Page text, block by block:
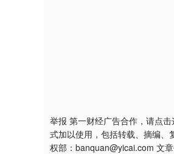
举报 第一财经广告合作，请点
式加以使用，包括转载、摘编、
权部：banquan@yicai.com 文